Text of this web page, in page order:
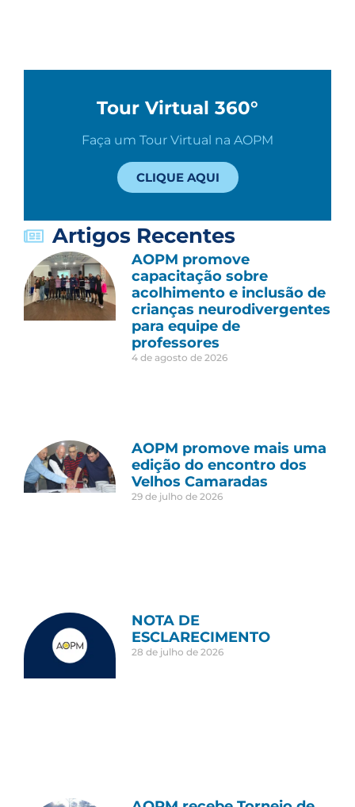
Tour Virtual 360°
Faça um Tour Virtual na AOPM
CLIQUE AQUI
Artigos Recentes
AOPM promove
capacitação sobre
acolhimento e inclusão de
crianças neurodivergentes
para equipe de
professores
4 de agosto de 2026
AOPM promove mais uma
edição do encontro dos
Velhos Camaradas
29 de julho de 2026
NOTA DE
ESCLARECIMENTO
28 de julho de 2026